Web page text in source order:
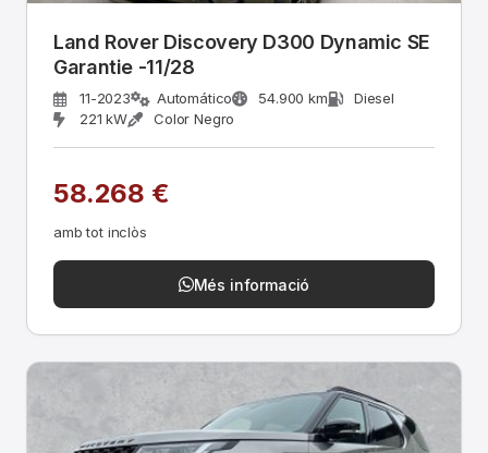
Land Rover Discovery D300 Dynamic SE
Garantie -11/28
11-2023 Automático 54.900 km
Diesel
221 kW
Color Negro
58.268 €
amb tot inclòs
Més informació